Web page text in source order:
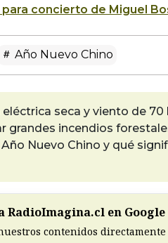
concierto de Miguel
Año Nuevo Chino
eléctrica seca y viento de
grandes incendios
Año Nuevo Chino y qué
RadioImagina.cl en
contenidos